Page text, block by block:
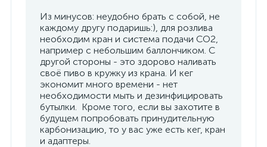
Из минусов: неудобно брать с собой, не
каждому другу подаришь:), для розлива
необходим кран и система подачи CO2,
например с небольшим баллончиком. С
другой стороны - это здорово наливать
своё пиво в кружку из крана. И кег
экономит много времени - нет
необходимости мыть и дезинфицировать
бутылки. Кроме того, если вы захотите в
будущем попробовать принудительную
карбонизацию, то у вас уже есть кег, кран
и адаптеры.